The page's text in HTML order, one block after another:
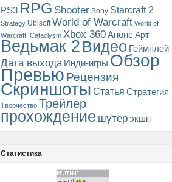
PS3 RPG Shooter Sony Starcraft 2
Strategy Ubisoft World of Warcraft World of
Warcraft: Cataclysm Xbox 360Анонс Арт
Ведьмак 2 Видео Геймплей
Дата выхода Инди-игры Обзор
Превью Рецензия
Скриншоты Статья Стратегия
Творчество Трейлер
прохождение шутерэкшн
Статистика